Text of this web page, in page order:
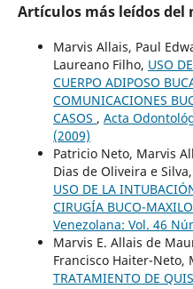
Artículos más leídos
Marvis Allais, Paul
Laureano Filho, USO
CUERPO ADIPOSO
COMUNICACIONES
CASOS , Acta
(2009)
Patricio Neto, Marvis
Dias de Oliveira e
USO DE LA
CIRUGÍA BUCO-
Venezolana: Vol. 46
Marvis E. Allais de
Francisco Haiter-Neto,
TRATAMIENTO DE